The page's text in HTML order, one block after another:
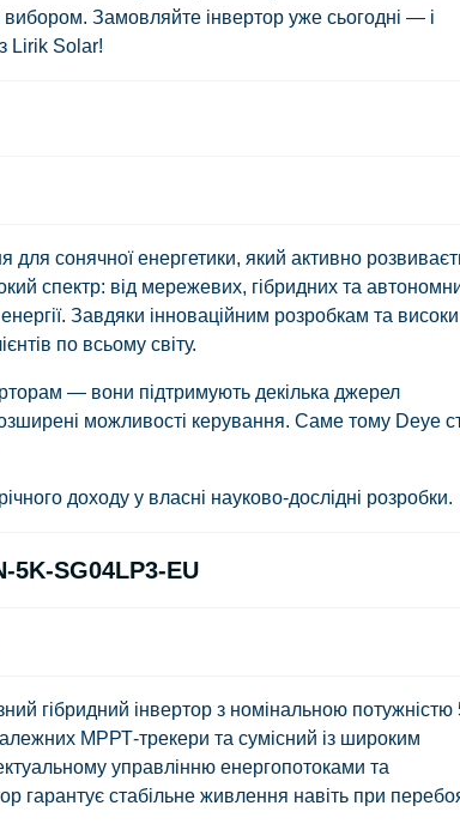
Замовляйте інвертор уже сьогодні — і
Lirik Solar!
сонячної енергетики, який активно
спектр: від мережевих, гібридних та
Завдяки інноваційним розробкам та
по всьому світу.
— вони підтримують декілька джерел
можливості керування. Саме тому Deye
доходу у власні науково-дослідні розробки.
5K-SG04LP3-EU
гібридний інвертор з номінальною потужністю
МРРТ-трекери та сумісний із широким
управлінню енергопотоками та
гарантує стабільне живлення навіть при